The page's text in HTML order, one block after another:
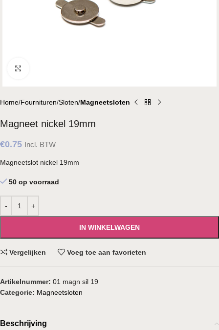
Home Fournituren Sloten Magneetsloten
Magneet nickel 19mm
€0.75 Incl. BTW
Magneetslot nickel 19mm
50 op voorraad
IN WINKELWAGEN
Vergelijken Voeg toe aan favorieten
Artikelnummer: 01 magn sil 19
Categorie: Magneetsloten
Beschrijving